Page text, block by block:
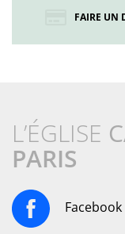
FAIRE UN
L’ÉGLISE
PARIS
Facebook